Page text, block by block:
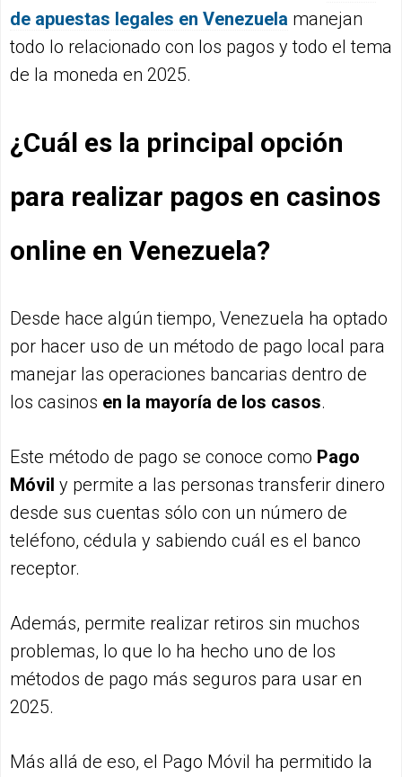
de apuestas legales en Venezuela manejan
todo lo relacionado con los pagos y todo el tema
de la moneda en 2025.
¿Cuál es la principal opción
para realizar pagos en casinos
online en Venezuela?
Desde hace algún tiempo, Venezuela ha optado
por hacer uso de un método de pago local para
manejar las operaciones bancarias dentro de
los casinos en la mayoría de los casos.
Este método de pago se conoce como Pago
Móvil y permite a las personas transferir dinero
desde sus cuentas sólo con un número de
teléfono, cédula y sabiendo cuál es el banco
receptor.
Además, permite realizar retiros sin muchos
problemas, lo que lo ha hecho uno de los
métodos de pago más seguros para usar en
2025.
Más allá de eso, el Pago Móvil ha permitido la